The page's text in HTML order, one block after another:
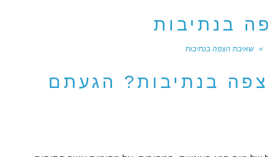
בנתיבות
» שאיבת הצפה בנתיבות
בנתיבות? הגעתם